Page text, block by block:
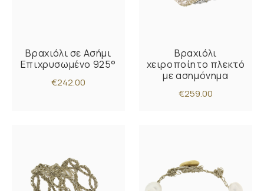
Βραχιόλι σε Ασήμι
Επιχρυσωμένο 925°
€242.00
Βραχιόλι
χειροποίητο πλεκτό
με ασημόνημα
€259.00